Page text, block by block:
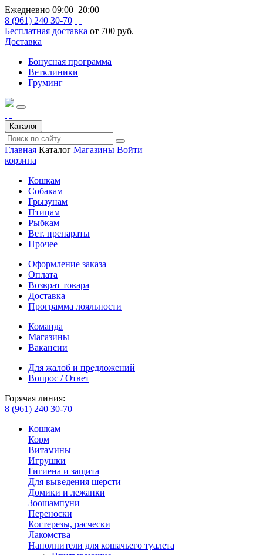
Ежедневно 09:00–20:00
8 (961) 240 30-70
Бесплатная доставка от 700 руб.
Доставка
Бонусная программа
Ветклиники
Груминг
Каталог
Главная Каталог Магазины Войти
корзина
Кошкам
Собакам
Грызунам
Птицам
Рыбкам
Вет. препараты
Прочее
Оформление заказа
Оплата
Возврат товара
Доставка
Программа лояльности
Команда
Магазины
Вакансии
Для жалоб и предложений
Вопрос / Ответ
Горячая линия:
8 (961) 240 30-70
Кошкам
Корм
Витамины
Игрушки
Гигиена и защита
Для выведения шерсти
Домики и лежанки
Зоошампуни
Переноски
Когтерезы, расчески
Лакомства
Наполнители для кошачьего туалета